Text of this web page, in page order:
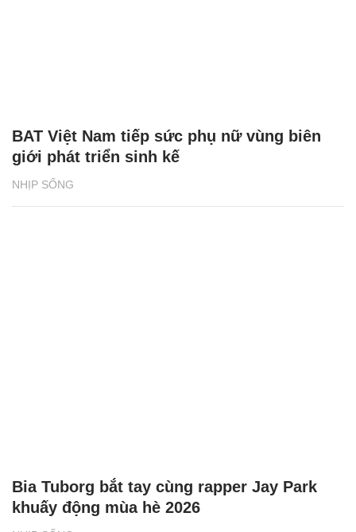
NHỊP SỐNG
BAT Việt Nam tiếp sức phụ nữ vùng biên
giới phát triển sinh kế
Bia Tuborg bắt tay cùng rapper Jay Park
khuấy động mùa hè 2026